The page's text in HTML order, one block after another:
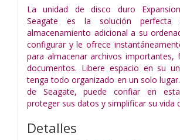
La unidad de disco duro
Seagate es la solución perfecta
almacenamiento adicional a su
configurar y le ofrece
para almacenar archivos importantes,
documentos. Libere espacio en su
tenga todo organizado en un solo
de Seagate, puede confiar en
proteger sus datos y simplificar su vida
Detalles